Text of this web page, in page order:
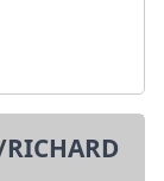
RICHARD